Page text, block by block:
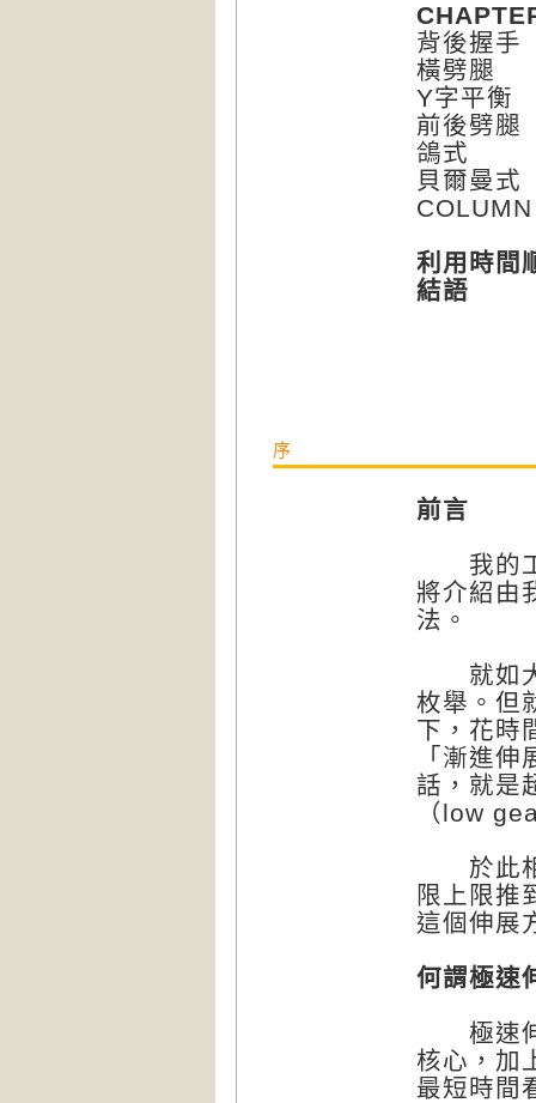
背後握手
橫劈腿
Y字平衡
前後劈腿
鴿式
貝爾曼式
利用時間
結語
序
前言
我的工
將介紹由
法。
就如大
枚舉。但
下，花時
「漸進
話，就是
（low
於此相
限上限推
這個伸展
何謂極速
極速伸
核心，加
最短時間